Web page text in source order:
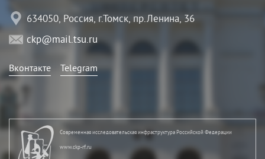
634050, Россия, г.Томск, пр.Ленина, 36
ckp@mail.tsu.ru
Вконтакте Telegram
Современная исследовательская инфраструктура Российской Федерации
www.ckp-rf.ru